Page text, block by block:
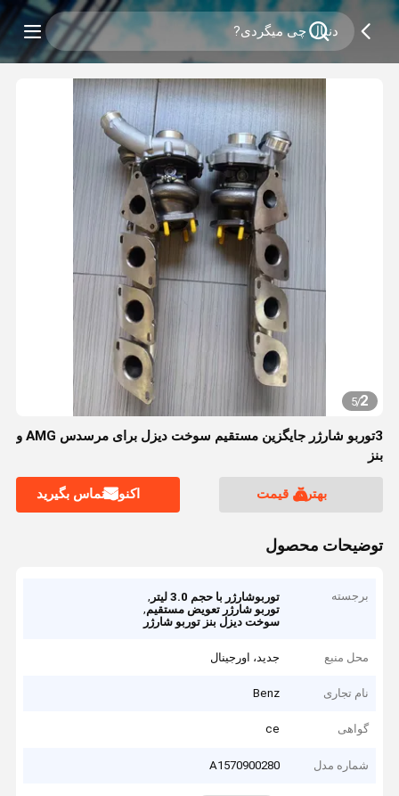
2
/
5
3توربو شارژر جایگزین مستقیم سوخت دیزل برای مرسدس AMG و
بنز
بهترین قیمت اکنون تماس بگیرید
توضیحات محصول
برجسته توربوشارژر با حجم 3.0 لیتر
,
توربو شارژر تعویض مستقیم,
سوخت دیزل بنز توربو شارژر
محل منبع جدید، اورجینال
نام تجاری Benz
گواهی ce
شماره مدل A1570900280